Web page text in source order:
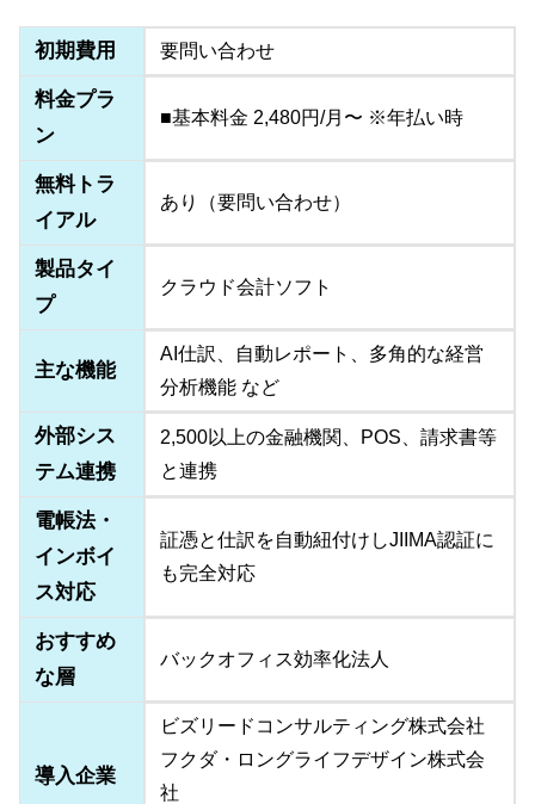
初期費用 要問い合わせ
料金プラ
ン
■基本料金 2,480円/月〜 ※年払い時
無料トラ
イアル
あり（要問い合わせ）
製品タイ
プ
クラウド会計ソフト
主な機能
AI仕訳、自動レポート、多角的な経営
分析機能 など
外部シス
テム連携
2,500以上の金融機関、POS、請求書等
と連携
電帳法・
インボイ
ス対応
証憑と仕訳を自動紐付けしJIIMA認証に
も完全対応
おすすめ
な層
バックオフィス効率化法人
導入企業
ビズリードコンサルティング株式会社
フクダ・ロングライフデザイン株式会
社